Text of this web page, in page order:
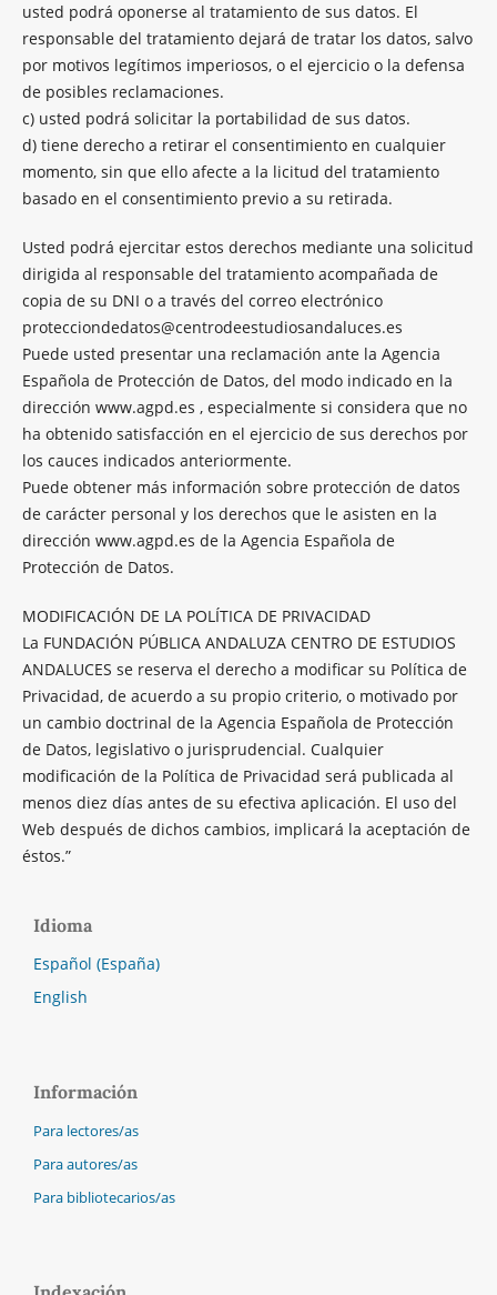
usted podrá oponerse al tratamiento de sus datos. El
responsable del tratamiento dejará de tratar los datos, salvo
por motivos legítimos imperiosos, o el ejercicio o la defensa
de posibles reclamaciones.
c) usted podrá solicitar la portabilidad de sus datos.
d) tiene derecho a retirar el consentimiento en cualquier
momento, sin que ello afecte a la licitud del tratamiento
basado en el consentimiento previo a su retirada.
Usted podrá ejercitar estos derechos mediante una solicitud
dirigida al responsable del tratamiento acompañada de
copia de su DNI o a través del correo electrónico
protecciondedatos@centrodeestudiosandaluces.es
Puede usted presentar una reclamación ante la Agencia
Española de Protección de Datos, del modo indicado en la
dirección www.agpd.es , especialmente si considera que no
ha obtenido satisfacción en el ejercicio de sus derechos por
los cauces indicados anteriormente.
Puede obtener más información sobre protección de datos
de carácter personal y los derechos que le asisten en la
dirección www.agpd.es de la Agencia Española de
Protección de Datos.
MODIFICACIÓN DE LA POLÍTICA DE PRIVACIDAD
La FUNDACIÓN PÚBLICA ANDALUZA CENTRO DE ESTUDIOS
ANDALUCES se reserva el derecho a modificar su Política de
Privacidad, de acuerdo a su propio criterio, o motivado por
un cambio doctrinal de la Agencia Española de Protección
de Datos, legislativo o jurisprudencial. Cualquier
modificación de la Política de Privacidad será publicada al
menos diez días antes de su efectiva aplicación. El uso del
Web después de dichos cambios, implicará la aceptación de
éstos.”
Idioma
Español (España)
English
Información
Para lectores/as
Para autores/as
Para bibliotecarios/as